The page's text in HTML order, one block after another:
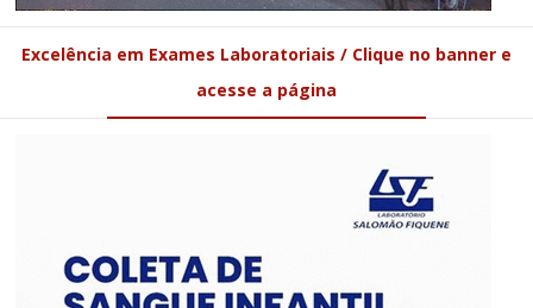
Excelência em Exames Laboratoriais / Clique no banner e
acesse a página